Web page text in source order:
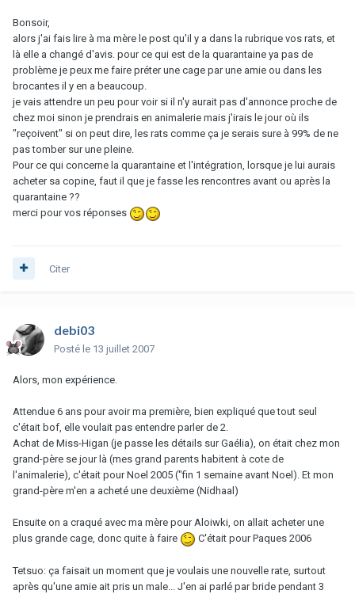
Bonsoir,
alors j'ai fais lire à ma mère le post qu'il y a dans la rubrique vos rats, et
là elle a changé d'avis. pour ce qui est de la quarantaine ya pas de
problème je peux me faire préter une cage par une amie ou dans les
brocantes il y en a beaucoup.
je vais attendre un peu pour voir si il n'y aurait pas d'annonce proche de
chez moi sinon je prendrais en animalerie mais j'irais le jour où ils
"reçoivent" si on peut dire, les rats comme ça je serais sure à 99% de ne
pas tomber sur une pleine.
Pour ce qui concerne la quarantaine et l'intégration, lorsque je lui aurais
acheter sa copine, faut il que je fasse les rencontres avant ou après la
quarantaine ??
merci pour vos réponses
Citer
debi03
Posté le 13 juillet 2007
Alors, mon expérience.
Attendue 6 ans pour avoir ma première, bien expliqué que tout seul
c'était bof, elle voulait pas entendre parler de 2.
Achat de Miss-Higan (je passe les détails sur Gaélia), on était chez mon
grand-père se jour là (mes grand parents habitent à cote de
l'animalerie), c'était pour Noel 2005 ("fin 1 semaine avant Noel). Et mon
grand-père m'en a acheté une deuxième (Nidhaal)
Ensuite on a craqué avec ma mère pour Aloiwki, on allait acheter une
plus grande cage, donc quite à faire
C'était pour Paques 2006
Tetsuo: ça faisait un moment que je voulais une nouvelle rate, surtout
après qu'une amie ait pris un male... J'en ai parlé par bride pendant 3